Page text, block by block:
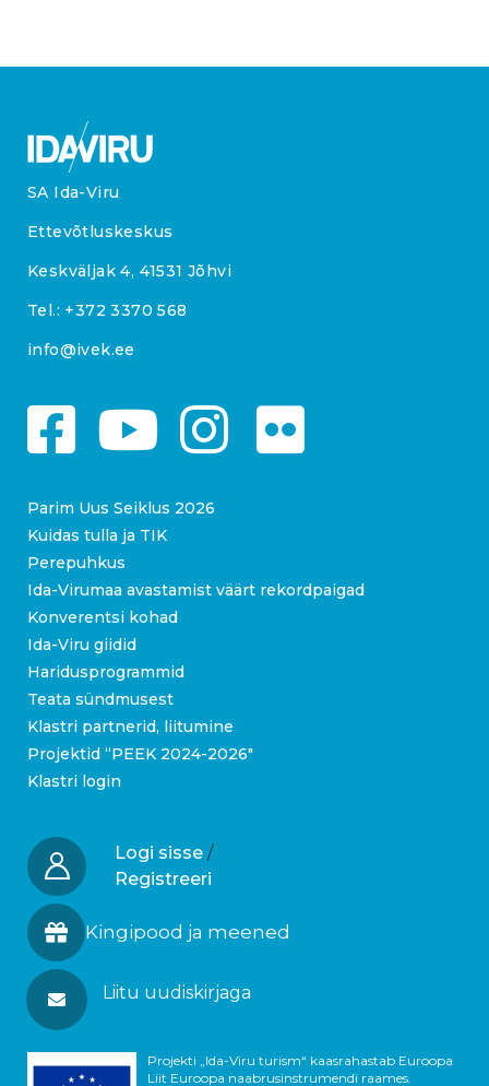
SA Ida-Viru
Ettevõtluskeskus
Keskväljak 4, 41531 Jõhvi
Tel.: +372 3370 568
info@ivek.ee
Parim Uus Seiklus 2026
Kuidas tulla ja TIK
Perepuhkus
Ida-Virumaa avastamist väärt rekordpaigad
Konverentsi kohad
Ida-Viru giidid
Haridusprogrammid
Teata sündmusest
Klastri partnerid, liitumine
Projektid “PEEK 2024-2026″
Klastri login
Logi sisse /
Registreeri
Kingipood ja meened
Liitu uudiskirjaga
Projekti „Ida-Viru turism“ kaasrahastab Euroopa
Liit Euroopa naabrusinstrumendi raames.